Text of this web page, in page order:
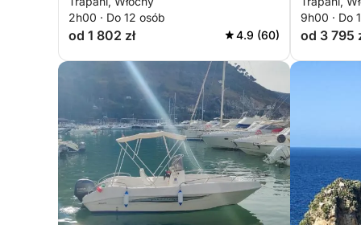
2h00 · Do 12 osób
od 1 802 zł 4.9 (60)
9h00 · Do
od 3 795